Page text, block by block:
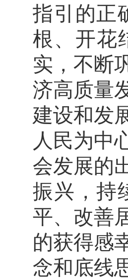
指引的正
根、开花
实，不断
济高质量
建设和发
人民为中
会发展的
振兴，持
平、改善
的获得感
念和底线